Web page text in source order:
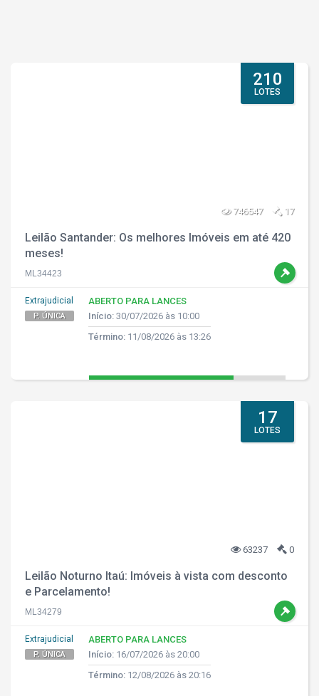
210
LOTES
746547 17
Leilão Santander: Os melhores Imóveis em até 420
meses!
ML34423
Extrajudicial
P. ÚNICA
ABERTO PARA LANCES
Início: 30/07/2026 às 10:00
Término: 11/08/2026 às 13:26
17
LOTES
63237 0
Leilão Noturno Itaú: Imóveis à vista com desconto
e Parcelamento!
ML34279
Extrajudicial
P. ÚNICA
ABERTO PARA LANCES
Início: 16/07/2026 às 20:00
Término: 12/08/2026 às 20:16